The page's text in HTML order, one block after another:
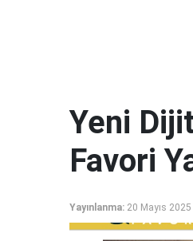
Yeni
Favori
Yayınlanma: 20 Mayıs 2025